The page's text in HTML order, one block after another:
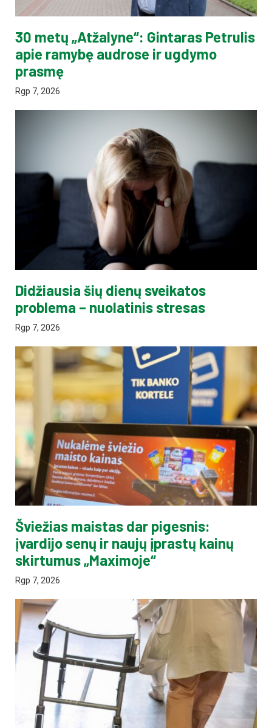
30 metų „Atžalyne“: Gintaras Petrulis
apie ramybę audrose ir ugdymo
prasmę
Rgp 7, 2026
Didžiausia šių dienų sveikatos
problema – nuolatinis stresas
Rgp 7, 2026
Šviežias maistas dar pigesnis:
įvardijo senų ir naujų įprastų kainų
skirtumus „Maximoje“
Rgp 7, 2026